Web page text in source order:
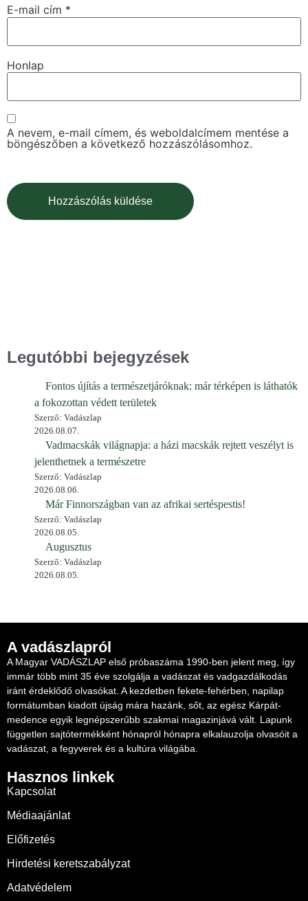
E-mail cím *
Honlap
A nevem, e-mail címem, és weboldalcímem mentése a
böngészőben a következő hozzászólásomhoz.
Legutóbbi bejegyzések
Fontos újítás a természetjáróknak: már térképen is láthatók
a fokozottan védett területek
Szerző: Vadászlap
2026.08.07.
Vadmacskák világnapja: a házi macskák rejtett veszélyt is
jelenthetnek a természetre
Szerző: Vadászlap
2026.08.06.
Már Finnországban van az afrikai sertéspestis!
Szerző: Vadászlap
2026.08.05.
Augusztus
Szerző: Vadászlap
2026.08.05.
A vadászlapról
A Magyar VADÁSZLAP első próbaszáma 1990-ben jelent meg, így
immár több mint 35 éve szolgálja a vadászat és vadgazdálkodás
iránt érdeklődő olvasókat. A kezdetben fekete-fehérben, napilap
formátumban kiadott újság mára hazánk, sőt, az egész Kárpát-
medence egyik legnépszerűbb szakmai magazinjává vált. Lapunk
független sajtótermékként hónapról hónapra elkalauzolja olvasóit a
vadászat, a fegyverek és a kultúra világába.
Hasznos linkek
Kapcsolat
Médiaajánlat
Előfizetés
Hirdetési keretszabályzat
Adatvédelem